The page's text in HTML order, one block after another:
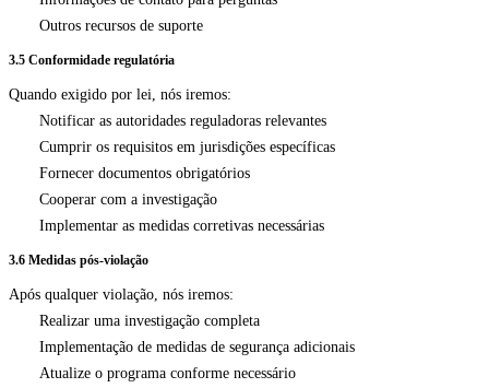
Outros recursos de suporte
3.5 Conformidade regulatória
Quando exigido por lei, nós iremos:
Notificar as autoridades reguladoras relevantes
Cumprir os requisitos em jurisdições específicas
Fornecer documentos obrigatórios
Cooperar com a investigação
Implementar as medidas corretivas necessárias
3.6 Medidas pós-violação
Após qualquer violação, nós iremos:
Realizar uma investigação completa
Implementação de medidas de segurança adicionais
Atualize o programa conforme necessário